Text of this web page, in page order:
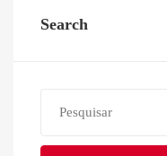
Search